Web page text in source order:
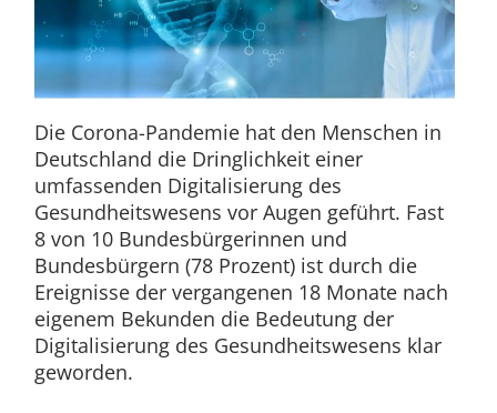
Die Corona-Pandemie hat den Menschen in
Deutschland die Dringlichkeit einer
umfassenden Digitalisierung des
Gesundheitswesens vor Augen geführt. Fast
8 von 10 Bundesbürgerinnen und
Bundesbürgern (78 Prozent) ist durch die
Ereignisse der vergangenen 18 Monate nach
eigenem Bekunden die Bedeutung der
Digitalisierung des Gesundheitswesens klar
geworden.